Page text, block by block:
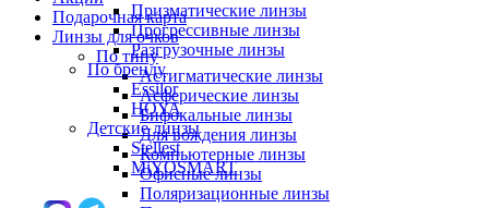
Подарочная карта
Линзы для очков
По типу
Астигматические линзы
Асферические линзы
Бифокальные линзы
Для вождения линзы
Компьютерные линзы
Офисные линзы
Поляризационные линзы
Призматические линзы
Прогрессивные линзы
Разгрузочные линзы
По бренду
Essilor
HOYA
Детские линзы
Stellest
MiYOSMART